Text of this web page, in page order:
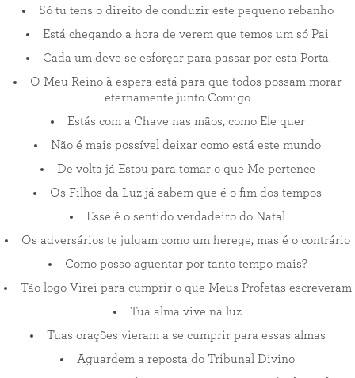
Só tu tens o direito de conduzir este pequeno rebanho
Está chegando a hora de verem que temos um só Pai
Cada um deve se esforçar para passar por esta Porta
O Meu Reino à espera está para que todos possam morar
eternamente junto Comigo
Estás com a Chave nas mãos, como Ele quer
Não é mais possível deixar como está este mundo
De volta já Estou para tomar o que Me pertence
Os Filhos da Luz já sabem que é o fim dos tempos
Esse é o sentido verdadeiro do Natal
Os adversários te julgam como um herege, mas é o contrário
Como posso aguentar por tanto tempo mais?
Tão logo Virei para cumprir o que Meus Profetas escreveram
Tua alma vive na luz
Tuas orações vieram a se cumprir para essas almas
Aguardem a reposta do Tribunal Divino